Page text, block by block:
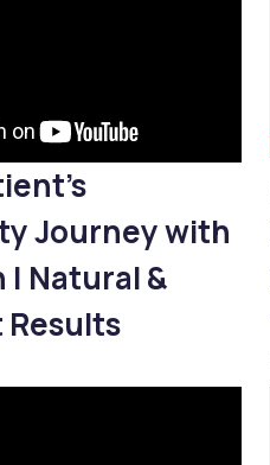
Journey with
| Natural &